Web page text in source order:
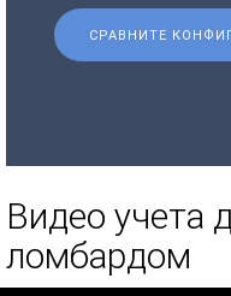
СРАВНИТЕ
Видео учета
ломбардом